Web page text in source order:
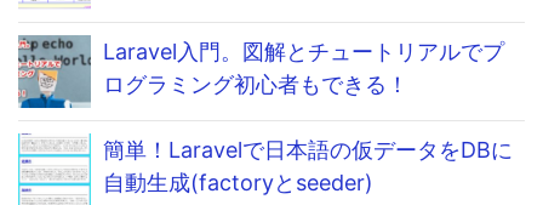
Laravel入門。図解とチュートリアルでプ
ログラミング初心者もできる！
簡単！Laravelで日本語の仮データをDBに
自動生成(factoryとseeder)